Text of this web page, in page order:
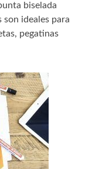
biselada
ideales para
pegatinas